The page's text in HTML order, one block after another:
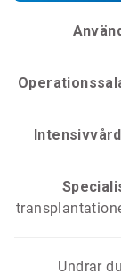
Undrar